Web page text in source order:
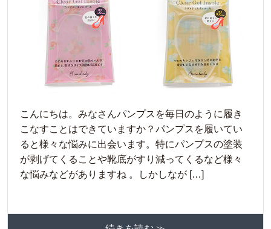
こんにちは。みなさんパンプスを毎日のように履き
こなすことはできていますか？パンプスを履いてい
ると様々な悩みに出会います。特にパンプスの塗装
が剥げてくることや靴底がすり減ってくるなど様々
な悩みなどがありますね 。しかしなが […]